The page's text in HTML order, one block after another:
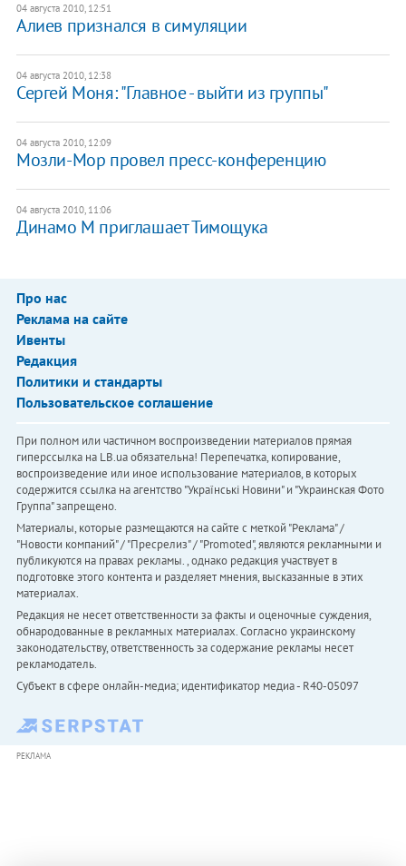
04 августа 2010, 12:51
Алиев признался в симуляции
04 августа 2010, 12:38
Сергей Моня: "Главное - выйти из группы"
04 августа 2010, 12:09
Мозли-Мор провел пресс-конференцию
04 августа 2010, 11:06
Динамо М приглашает Тимощука
Про нас
Реклама на сайте
Ивенты
Редакция
Политики и стандарты
Пользовательское соглашение
При полном или частичном воспроизведении материалов прямая
гиперссылка на LB.ua обязательна! Перепечатка, копирование,
воспроизведение или иное использование материалов, в которых
содержится ссылка на агентство "Українськi Новини" и "Украинская Фото
Группа" запрещено.
Материалы, которые размещаются на сайте с меткой "Реклама" /
"Новости компаний" / "Пресрелиз" / "Promoted", являются рекламными и
публикуются на правах рекламы. , однако редакция участвует в
подготовке этого контента и разделяет мнения, высказанные в этих
материалах.
Редакция не несет ответственности за факты и оценочные суждения,
обнародованные в рекламных материалах. Согласно украинскому
законодательству, ответственность за содержание рекламы несет
рекламодатель.
Субъект в сфере онлайн-медиа; идентификатор медиа - R40-05097
РЕКЛАМА